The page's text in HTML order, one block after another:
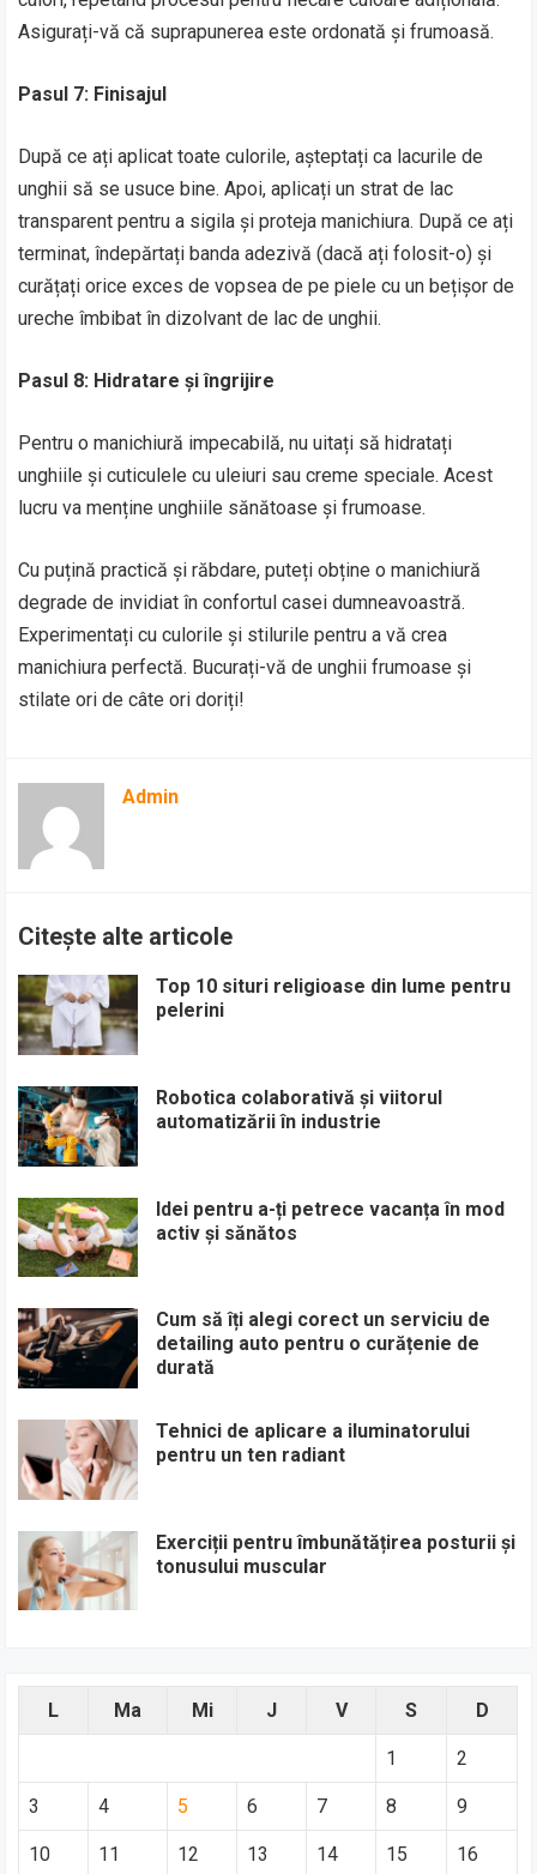
Asigurați-vă că suprapunerea este ordonată și frumoasă.
Pasul 7: Finisajul
După ce ați aplicat toate culorile, așteptați ca lacurile de
unghii să se usuce bine. Apoi, aplicați un strat de lac
transparent pentru a sigila și proteja manichiura. După ce ați
terminat, îndepărtați banda adezivă (dacă ați folosit-o) și
curățați orice exces de vopsea de pe piele cu un bețișor de
ureche îmbibat în dizolvant de lac de unghii.
Pasul 8: Hidratare și îngrijire
Pentru o manichiură impecabilă, nu uitați să hidratați
unghiile și cuticulele cu uleiuri sau creme speciale. Acest
lucru va menține unghiile sănătoase și frumoase.
Cu puțină practică și răbdare, puteți obține o manichiură
degrade de invidiat în confortul casei dumneavoastră.
Experimentați cu culorile și stilurile pentru a vă crea
manichiura perfectă. Bucurați-vă de unghii frumoase și
stilate ori de câte ori doriți!
Admin
Citește alte articole
Top 10 situri religioase din lume pentru
pelerini
Robotica colaborativă și viitorul
automatizării în industrie
Idei pentru a-ți petrece vacanța în mod
activ și sănătos
Cum să îți alegi corect un serviciu de
detailing auto pentru o curățenie de
durată
Tehnici de aplicare a iluminatorului
pentru un ten radiant
Exerciții pentru îmbunătățirea posturii și
tonusului muscular
L Ma Mi J V S D
1 2
3 4 5 6 7 8 9
10 11 12 13 14 15 16